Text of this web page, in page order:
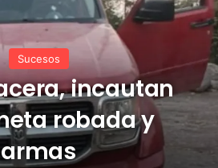
Sucesos
incautan
robada y
armas